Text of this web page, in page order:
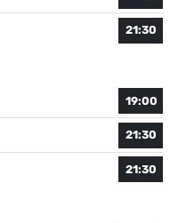
21:30
19:00
21:30
21:30